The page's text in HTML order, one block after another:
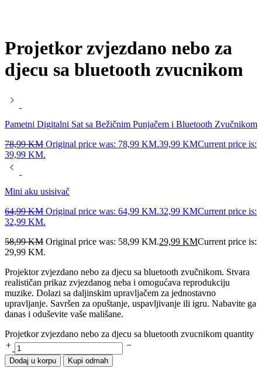
Projetkor zvjezdano nebo za
djecu sa bluetooth zvucnikom
Pametni Digitalni Sat sa Bežičnim Punjačem i Bluetooth Zvučnikom
78,99KM Original price was: 78,99 KM.39,99 KMCurrent price is:
39,99 KM.
Mini aku usisivač
64,99KM Original price was: 64,99 KM.32,99 KMCurrent price is:
32,99 KM.
58,99KM Original price was: 58,99 KM.29,99 KMCurrent price is:
29,99 KM.
Projektor zvjezdano nebo za djecu sa bluetooth zvučnikom. Stvara
realističan prikaz zvjezdanog neba i omogućava reprodukciju
muzike. Dolazi sa daljinskim upravljačem za jednostavno
upravljanje. Savršen za opuštanje, uspavljivanje ili igru. Nabavite ga
danas i oduševite vaše mališane.
Projetkor zvjezdano nebo za djecu sa bluetooth zvucnikom quantity
Dodaj u korpu Kupi odmah